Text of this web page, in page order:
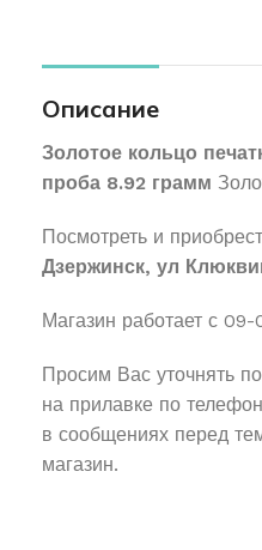
Описание
Золотое кольцо
проба 8.92 грамм
Посмотреть и
Дзержинск, ул
Магазин работает с
Просим Вас уточнять
на прилавке по
в сообщениях перед
магазин.